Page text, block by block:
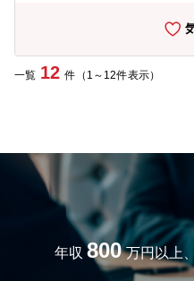
のためにシフト制でオペレータ
工場の稼働計画によっては下記
実績多数 ・月平均残業時間：～
以上 【研修制度】 入社後はOJTを実施しながら業務をキャッチアップ
していただきます。 必要に応じ
した研修制度を整えております。
一覧 12 件（1～12件表示）
年収 800 万円以上